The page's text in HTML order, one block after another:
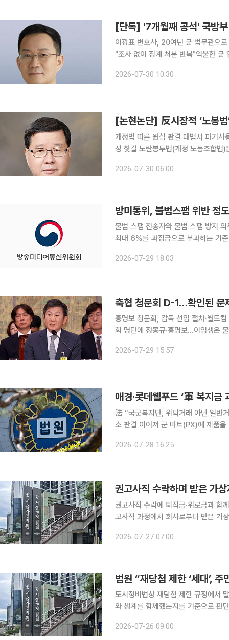
[단독] '7개월째 공석' 국방
이광표 변호사, 20여년 군 법무관으
"조사 없이 징계 처분 반복"억울한 군 인사 징계 관련 대응
해소되면서 그간 절차적 논란이 제기
2026-07-30 10:30
[논현논단] 反시장적 ‘노봉
개정법 따른 원심 판결 대법서 파기
성 찾길 노란봉투법(개정 노동조합법)은 하청노조 보호와 노동시장 이중구조개선을 명분으로 내세
하고 양극화를 심화시킨다는 비판을
2026-07-30 06:00
방미통위, 불법스팸 위반 정
불법 스팸 전송자와 불법 스팸 방지
최대 6%를 과징금으로 부과하는 기준이 마련됐다. 방송미디어통신위
을 보고했다. 3월 국무회의를
2026-07-29 18:03
축협 청문회 D-1…확인된 문
홍명보 청문회, 감독 선임 절차·월드
회 명단에 정몽규·홍명보…이임생은 불출석 정몽규 전 대한축구협회장과 홍명보 전
요. 그사이 상황은 크게 달라졌습니
2026-07-29 15:57
法 “국군복지단, 위탁거래 아닌 일반
소 판결 이어져 군 마트(PX)에 제품을 납품하는 애경산업·롯데칠성·롯데웰푸드 등 기업들이 국군복
면 가산세까지 부과하는 것은 위법하
2026-07-28 16:25
권고사직 수락하며 받은 가
권고사직 수락에 퇴직금·위로금과 함
고사직 과정에서 회사로부터 받은 가
회사에서 근무했던 A 씨 등이 동작·성
2026-07-27 07:00
법원 “재당첨 제한 ‘세대’,
도시정비법상 재당첨 제한 규정에서
와 생계를 함께했는지를 기준으로 판단해야 한다
2026-07-26 09:00